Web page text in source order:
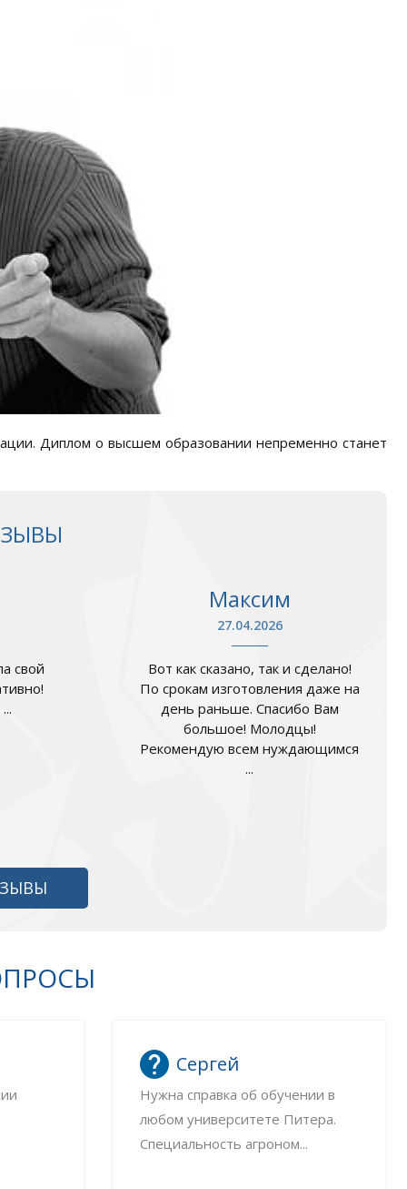
Диплом о высшем образовании непременно станет
свой
Максим
27.04.2026
Вот как сказано, так и сделано!
По срокам изготовления даже на
день раньше. Спасибо Вам
большое! Молодцы!
Рекомендую всем нуждающимся
...
Сергей
Нужна справка об обучении в
любом университете Питера.
Специальность агроном...